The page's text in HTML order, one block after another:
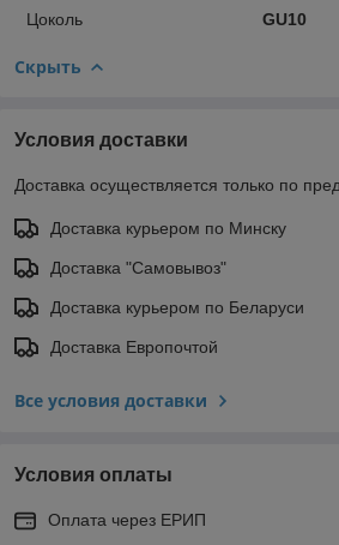
Цоколь GU10
Скрыть
Условия доставки
Доставка осуществляется только по
Доставка курьером по Минску
Доставка "Самовывоз"
Доставка курьером по Беларуси
Доставка Европочтой
Все условия доставки
Условия оплаты
Оплата через ЕРИП